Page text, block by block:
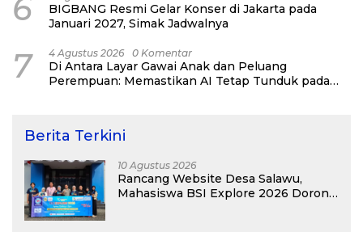
6
BIGBANG Resmi Gelar Konser di Jakarta pada
Januari 2027, Simak Jadwalnya
7 4 Agustus 2026 0 Komentar
Di Antara Layar Gawai Anak dan Peluang
Perempuan: Memastikan AI Tetap Tunduk pada
Berita Terkini
10 Agustus 2026
Rancang Website Desa Salawu,
Mahasiswa BSI Explore 2026 Dorong